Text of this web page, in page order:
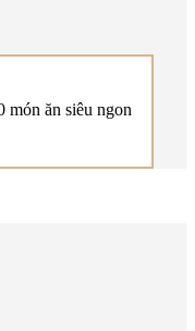
ăn siêu ngon